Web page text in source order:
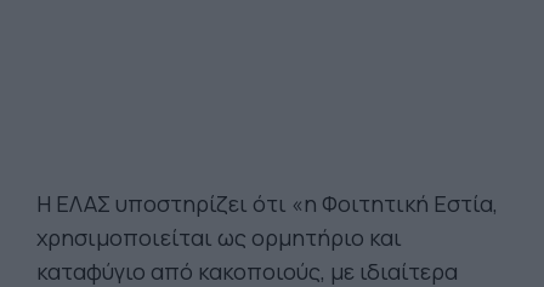
Η ΕΛΑΣ υποστηρίζει ότι «η Φοιτητική Εστία,
χρησιμοποιείται ως ορμητήριο και
καταφύγιο από κακοποιούς, με ιδιαίτερα